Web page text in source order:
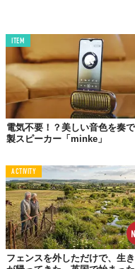
でなく、
T-Flashカード（
ることも可能で、音が途
定的に接続して音楽鑑賞が
使うちょっと前、寝る準
使用できるようになるので
寝付くまで利用できるだろ
登場といったところではな
『骨伝導スピーカー「
【Makuakeプロジェク
https://
ITEM
電気不要！？美しい音色を奏
製スピーカー「minke」
ACTIVITY
フェンスを外しただけで、生